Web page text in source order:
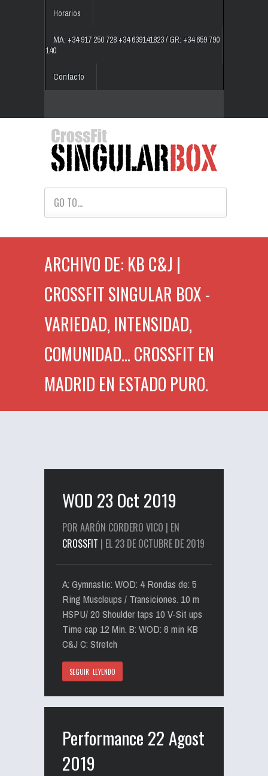
Horarios
MA: +34 917 250 728 +34 639141823 / GR: +34 659 790
140
Contacto
GO TO...
ARCHIVO DE: KB C&J |
CROSSFIT SINGULAR BOX -
VARIEDAD, INTENSIDAD,
COMUNIDAD... CROSSFIT EN
MADRID EN ESTADO PURO.
WOD 23 Oct 2019
POR AARÓN CORDERO VICO | EN
CROSSFIT | EL 23 DE OCTUBRE DE 2019
A: Gymnastic: WOD: 4 Rondas de: 5
Ring Muscleups / Transiciones. 10 m
HSPU/ 20 Shoulder taps 10 V-Sit ups
Time cap 12 Min. B: WOD: 8 min KB
C&J C: Stretch
SEGUIR LEYENDO
Performance 22 Agost
2019